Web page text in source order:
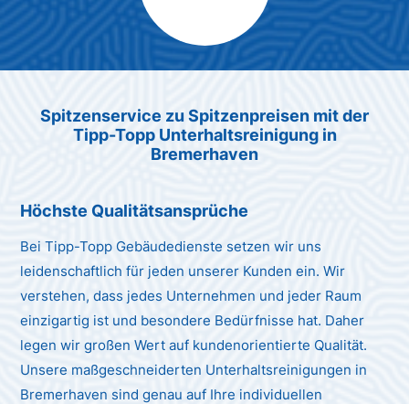
Max Mustermann
Spitzenservice zu Spitzenpreisen mit der
Tipp-Topp Unterhaltsreinigung in
Bremerhaven
Höchste Qualitätsansprüche
Bei Tipp-Topp Gebäudedienste setzen wir uns
leidenschaftlich für jeden unserer Kunden ein. Wir
verstehen, dass jedes Unternehmen und jeder Raum
einzigartig ist und besondere Bedürfnisse hat. Daher
legen wir großen Wert auf kundenorientierte Qualität.
Unsere maßgeschneiderten Unterhaltsreinigungen in
Bremerhaven sind genau auf Ihre individuellen